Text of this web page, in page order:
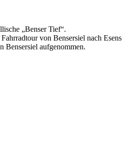
„Benser Tief“.
von Bensersiel nach Esens
Bensersiel aufgenommen.